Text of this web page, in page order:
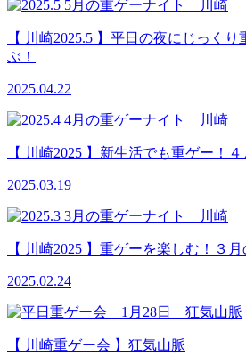
【 川崎2025.5 】平日の夜にじっく
ぶ！
2025.04.22
【 川崎2025 】新生活でも重ゲー！
2025.03.19
【 川崎2025 】重ゲーを楽しむ！３月
2025.02.24
【 川崎重ゲー会 】狂気山脈